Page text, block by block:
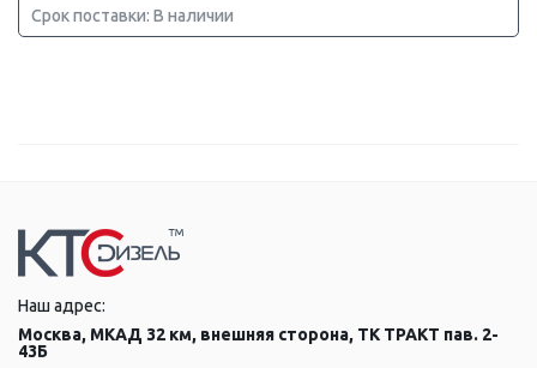
Срок поставки: В наличии
Наш адрес:
Москва, МКАД 32 км, внешняя сторона, ТК ТРАКТ пав. 2-
43Б